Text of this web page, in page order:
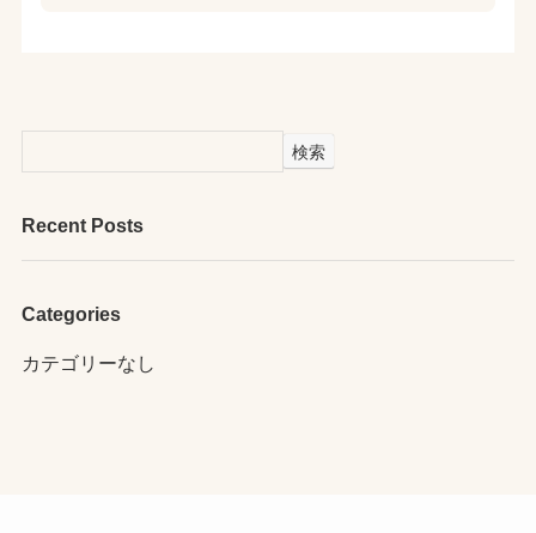
検索
Recent Posts
Categories
カテゴリーなし